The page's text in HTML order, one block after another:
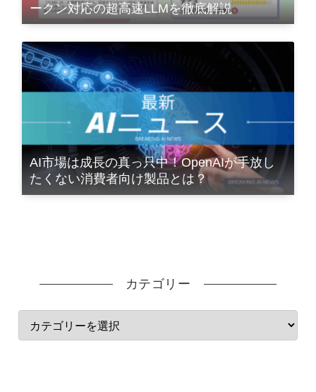
ークン対応の超高速LLMを徹底解説
AI市場は成長の真っ只中！OpenAIが手放し
たくない消費者向け製品とは？
カテゴリー